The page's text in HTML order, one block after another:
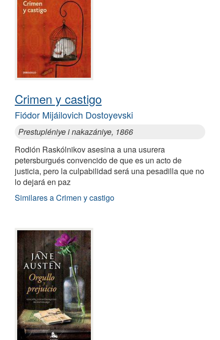
Crimen y castigo
Fiódor Mijáilovich Dostoyevski
Prestupléniye i nakazániye, 1866
Rodión Raskólnikov asesina a una usurera
petersburgués convencido de que es un acto de
justicia, pero la culpabilidad será una pesadilla que no
lo dejará en paz
Similares a Crimen y castigo